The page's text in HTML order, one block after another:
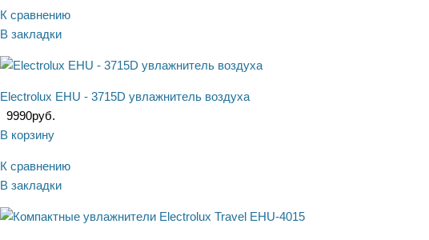
К сравнению
В закладки
Electrolux EHU - 3715D увлажнитель воздуха
9990руб.
В корзину
К сравнению
В закладки